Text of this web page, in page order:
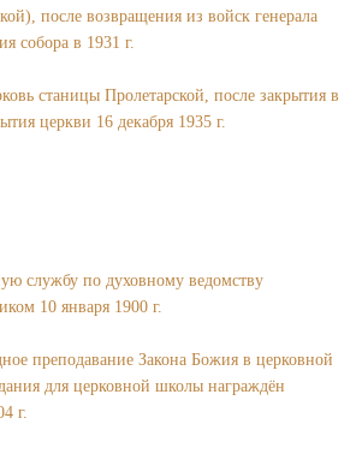
после возвращения из войск генерала
собора в 1931 г.
станицы Пролетарской, после закрытия в
церкви 16 декабря 1935 г.
службу по духовному ведомству
10 января 1900 г.
преподавание Закона Божия в церковной
для церковной школы награждён
г.